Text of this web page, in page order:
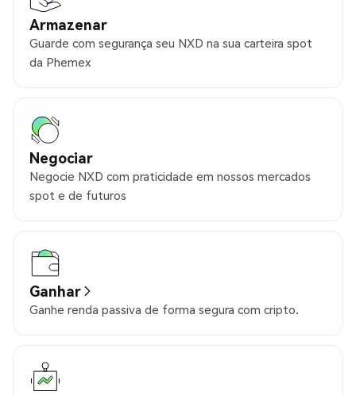
Armazenar
Guarde com segurança seu NXD na sua carteira spot
da Phemex
Negociar
Negocie NXD com praticidade em nossos mercados
spot e de futuros
Ganhar
Ganhe renda passiva de forma segura com cripto.